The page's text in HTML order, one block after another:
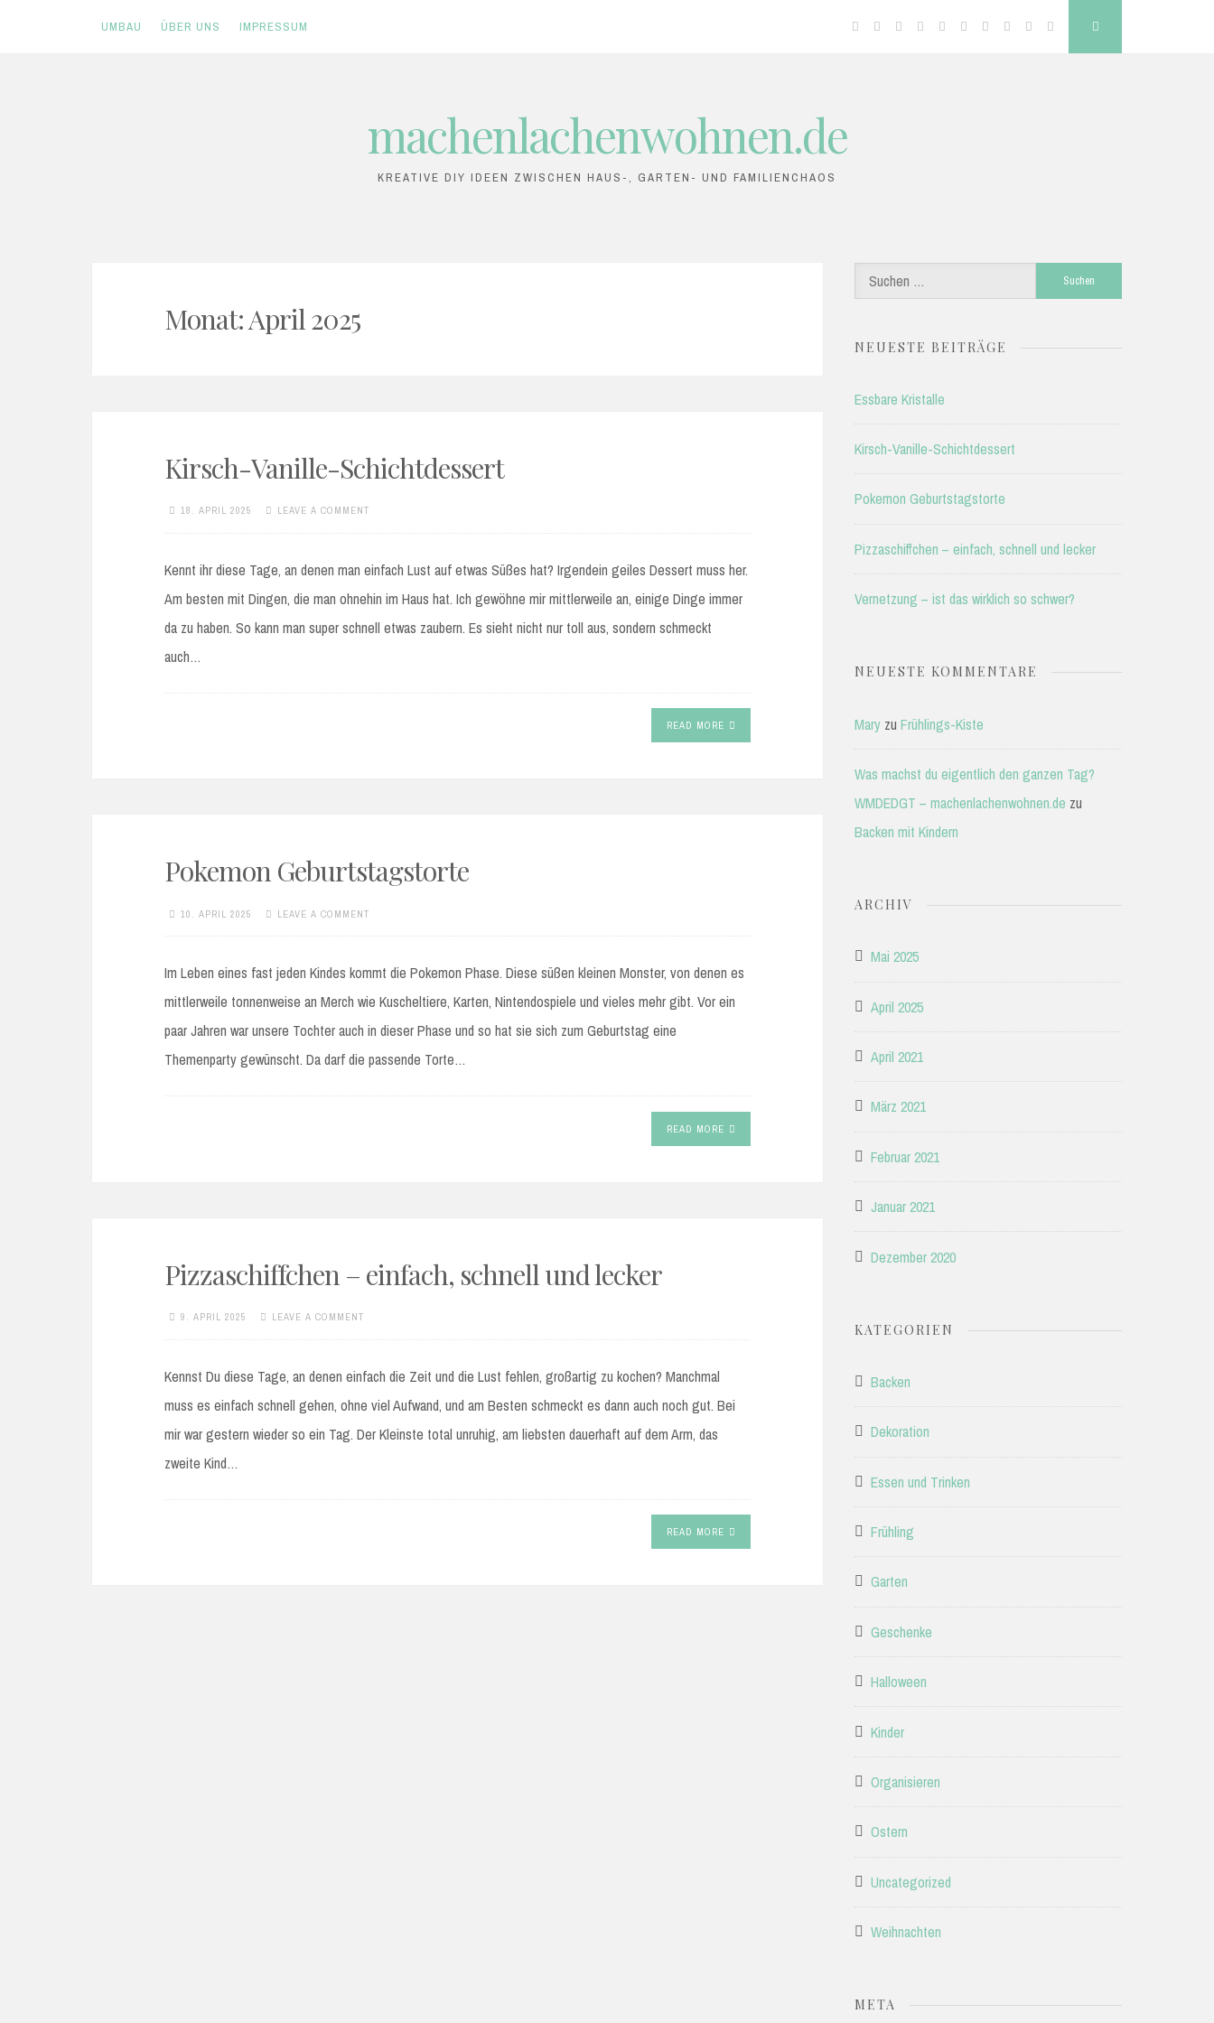
UMBAU ÜBER UNS IMPRESSUM Facebook
TwitterGoogleLinkedinInstagramYouTubePinterest
Tumblr Search
machenlachenwohnen.de
KREATIVE DIY IDEEN ZWISCHEN HAUS-, GARTEN- UND FAMILIENCHAOS
Monat:April 2025
Kirsch-Vanille-Schichtdessert
18. APRIL 2025 LEAVE A COMMENT
Kennt ihr diese Tage, an denen man einfach Lust auf etwas Süßes hat? Irgendein geiles Dessert muss her.
Am besten mit Dingen, die man ohnehin im Haus hat. Ich gewöhne mir mittlerweile an, einige Dinge immer
da zu haben. So kann man super schnell etwas zaubern. Es sieht nicht nur toll aus, sondern schmeckt
auch…
READ MORE
Pokemon Geburtstagstorte
10. APRIL 2025 LEAVE A COMMENT
Im Leben eines fast jeden Kindes kommt die Pokemon Phase. Diese süßen kleinen Monster, von denen es
mittlerweile tonnenweise an Merch wie Kuscheltiere, Karten, Nintendospiele und vieles mehr gibt. Vor ein
paar Jahren war unsere Tochter auch in dieser Phase und so hat sie sich zum Geburtstag eine
Themenparty gewünscht. Da darf die passende Torte…
READ MORE
Pizzaschiffchen – einfach, schnell und lecker
9. APRIL 2025 LEAVE A COMMENT
Kennst Du diese Tage, an denen einfach die Zeit und die Lust fehlen, großartig zu kochen? Manchmal
muss es einfach schnell gehen, ohne viel Aufwand, und am Besten schmeckt es dann auch noch gut. Bei
mir war gestern wieder so ein Tag. Der Kleinste total unruhig, am liebsten dauerhaft auf dem Arm, das
zweite Kind…
READ MORE
Suchen
nach:
NEUESTE BEITRÄGE
Essbare Kristalle
Kirsch-Vanille-Schichtdessert
Pokemon Geburtstagstorte
Pizzaschiffchen – einfach, schnell und lecker
Vernetzung – ist das wirklich so schwer?
NEUESTE KOMMENTARE
Maryzu Frühlings-Kiste
Was machst du eigentlich den ganzen Tag?
WMDEDGT – machenlachenwohnen.de zu
Backen mit Kindern
ARCHIV
Mai 2025
April 2025
April 2021
März 2021
Februar 2021
Januar 2021
Dezember 2020
KATEGORIEN
Backen
Dekoration
Essen und Trinken
Frühling
Garten
Geschenke
Halloween
Kinder
Organisieren
Ostern
Uncategorized
Weihnachten
META